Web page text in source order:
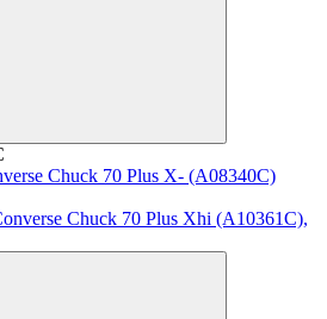
Chuck 70 Plus X- (A08340C)